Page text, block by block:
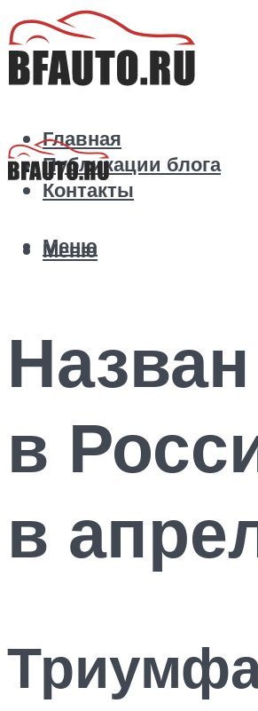
Главная
Публикации блога
Контакты
Меню
Меню
в
в